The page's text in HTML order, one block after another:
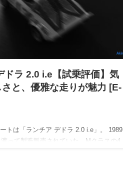
ドラ 2.0 i.e【試乗評価】気
と、優雅な走りが魅力 [E-
トは「ランチア デドラ 2.0 i.e」。 1989
って製造販売されていた、Mクラスの4